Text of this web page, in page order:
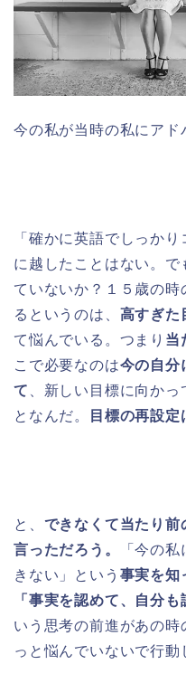
今の私が当時の私にアド
「確かに英語でしっか
に越したことはない。で
ていないか？１５歳の
るというのは、 高すぎた
て悩んでいる。つまり 当
こで必要なのは今の自分
て 、新しい目標に向かっ
となんだ。
目標の再設定
と、 できなくて当たり前
言っただろう。
「今の
きない」という 事実を知
「事実を認めて、自分
いう思考の前進があの
っと悩んでいないで行動